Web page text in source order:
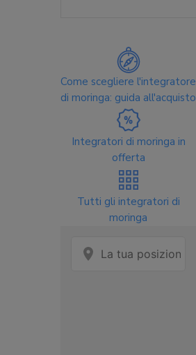
Come scegliere l'integratore
di moringa: guida all'acquisto
Integratori di moringa in
offerta
Tutti gli integratori di
moringa